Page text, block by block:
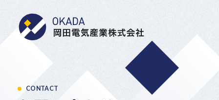
CONTACT